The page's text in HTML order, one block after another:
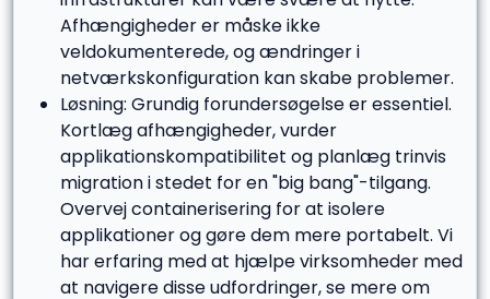
Afhængigheder er måske ikke
veldokumenterede, og ændringer i
netværkskonfiguration kan skabe problemer.
Løsning: Grundig forundersøgelse er essentiel.
Kortlæg afhængigheder, vurder
applikationskompatibilitet og planlæg trinvis
migration i stedet for en "big bang"-tilgang.
Overvej containerisering for at isolere
applikationer og gøre dem mere portabelt. Vi
har erfaring med at hjælpe virksomheder med
at navigere disse udfordringer, se mere om